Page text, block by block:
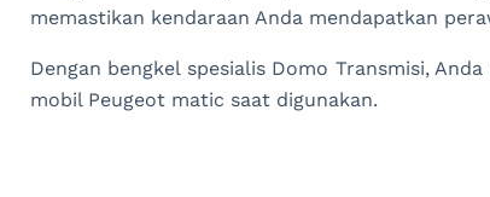
memastikan kendaraan Anda mendapatkan
Dengan bengkel spesialis Domo Transmisi,
mobil Peugeot matic saat digunakan.